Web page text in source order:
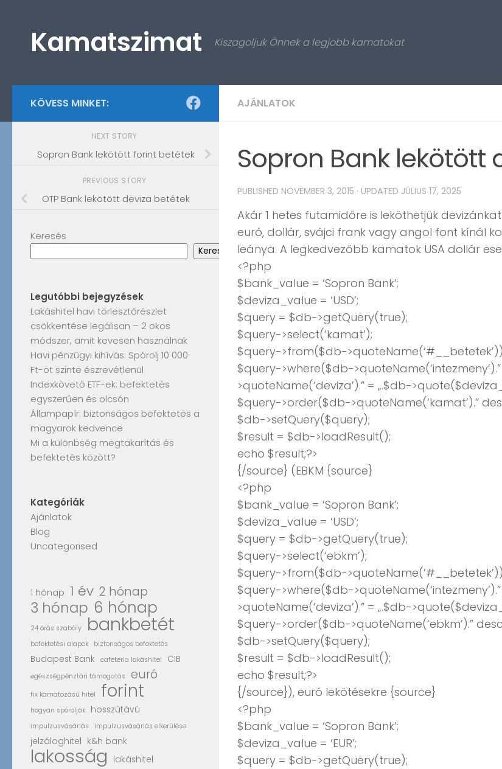
Kamatszimat Kiszagoljuk Önnek a legjobb kamatokat
AJÁNLATOK
Sopron Bank lekötött
PUBLISHED NOVEMBER 3, 2015 · UPDATED JÚLIUS 17, 2025
Akár 1 hetes futamidőre is leköthetjük
euró, dollár, svájci frank vagy angol font kínál
leánya. A legkedvezőbb kamatok USA dollár
<?php
$bank_value = ‘Sopron Bank’;
$deviza_value = ‘USD’;
$query = $db->getQuery(true);
$query->select(‘kamat’);
$query->from($db-
$query->where($db-
>quoteName(‘deviza’).” = „.$db-
$query->order($db->quoteName(‘kamat’).”
$db->setQuery($query);
$result = $db->loadResult();
echo $result;?>
{/source} (EBKM {source}
<?php
$bank_value = ‘Sopron Bank’;
$deviza_value = ‘USD’;
$query = $db->getQuery(true);
$query->select(‘ebkm’);
$query->from($db-
$query->where($db-
>quoteName(‘deviza’).” = „.$db-
$query->order($db->quoteName(‘ebkm’).”
$db->setQuery($query);
$result = $db->loadResult();
echo $result;?>
{/source}), euró lekötésekre {source}
<?php
$bank_value = ‘Sopron Bank’;
$deviza_value = ‘EUR’;
$query = $db->getQuery(true);
KÖVESS MINKET:
NEXT STORY
Sopron Bank lekötött forint betétek
PREVIOUS STORY
OTP Bank lekötött deviza betétek
Keresés
Keresés
Legutóbbi bejegyzések
Lakáshitel havi törlesztőrészlet
csökkentése legálisan – 2 okos
módszer, amit kevesen használnak
Havi pénzügyi kihívás: Spórolj 10 000
Ft-ot szinte észrevétlenül
Indexkövető ETF-ek: befektetés
egyszerűen és olcsón
Állampapír: biztonságos befektetés a
magyarok kedvence
Mi a különbség megtakarítás és
befektetés között?
Kategóriák
Ajánlatok
Blog
Uncategorised
1 hónap 1 év 2 hónap
3 hónap 6 hónap
24 órás szabály bankbetét
befektetési alapok biztonságos befektetés
Budapest Bank cafeteria lakáshitel CIB
egészségpénztári támogatás euró
fix kamatozású hitel forint
hogyan spóroljak hosszútávú
impulzusvásárlás impulzusvásárlás elkerülése
jelzáloghitel k&h bank
lakosság lakáshitel